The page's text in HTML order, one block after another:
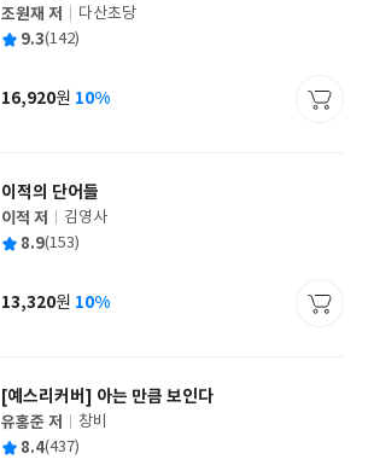
글
쓴
조원재 저
출
사
다산초당
평 9.3(142)
가
16,920원 10%
이적의 단어들
글
쓴
이적 저
출
사
김영사
평 8.9(153)
가
13,320원 10%
[예스리커버] 아는 만큼 보인다
글
쓴
유홍준 저
출
창비
평 8.4(437)